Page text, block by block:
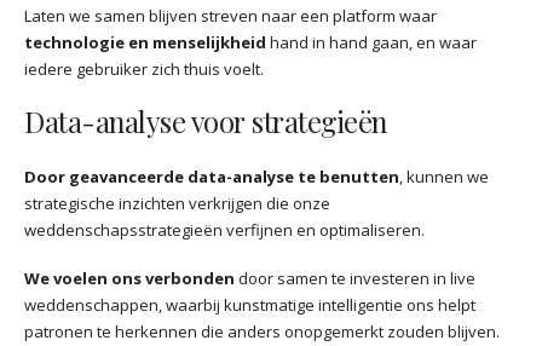
Laten we samen blijven streven naar een platform waar
technologie en menselijkheid hand in hand gaan, en waar
iedere gebruiker zich thuis voelt.
Data-analyse voor strategieën
Door geavanceerde data-analyse te benutten, kunnen we
strategische inzichten verkrijgen die onze
weddenschapsstrategieën verfijnen en optimaliseren.
We voelen ons verbonden door samen te investeren in live
weddenschappen, waarbij kunstmatige intelligentie ons helpt
patronen te herkennen die anders onopgemerkt zouden blijven.